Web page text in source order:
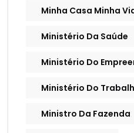
Minha Casa Minha
Ministério Da Saúde
Ministério Do
Ministério Do
Ministro Da Fazenda